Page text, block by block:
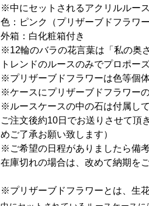
※中にセットされるアクリルルー
色：ピンク（プリザーブドフラワ
外箱：白化粧箱付き
※12輪のバラの花言葉は「私の奥
トレンドのルースのみでプロポー
※プリザーブドフラワーは色等個
※ケースにプリザーブドフラワー
※ルースケースの中の石は付属して
ご注文後約10日でお送りさせて頂
めご了承お願い致します）
※ご希望の日程がありましたら備
在庫切れの場合は、改めて納期を
※プリザーブドフラワーとは、生